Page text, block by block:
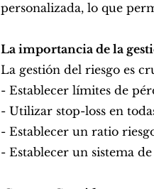
personalizada, lo que
La importancia de la
La gestión del riesgo es
- Establecer límites de
- Utilizar stop-loss en
- Establecer un ratio
- Establecer un sistema